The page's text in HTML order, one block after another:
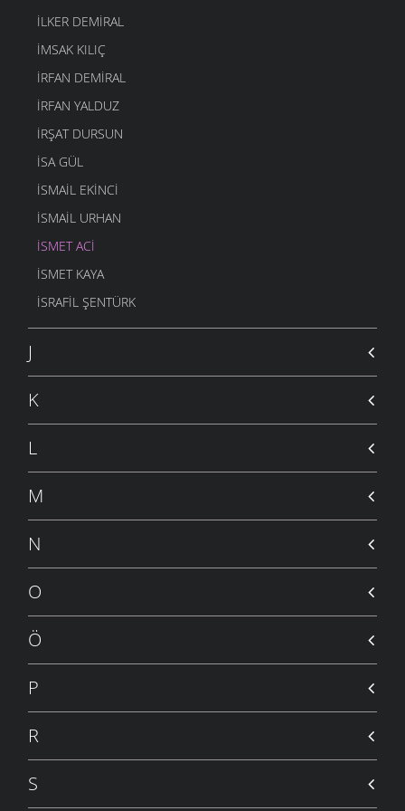
EVIMIN BACASI TÜTSÜN
ÖYKÜLER- 22 EYLÜL 2004
İLKER DEMIRAL
İMSAK KILIÇ
İRFAN DEMIRAL
İRFAN YALDUZ
İRŞAT DURSUN
ISA GÜL
ISMAIL EKINCI
İSMAIL URHAN
İSMET ACI
ISMET KAYA
İSRAFIL ŞENTÜRK
J
K
L
M
N
O
Ö
P
R
S